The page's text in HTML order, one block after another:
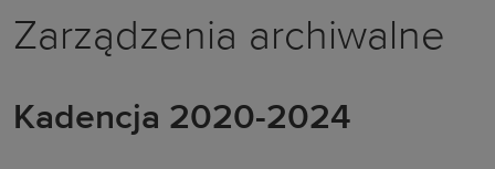
Zarządzenia archiwalne
Kadencja 2020-2024